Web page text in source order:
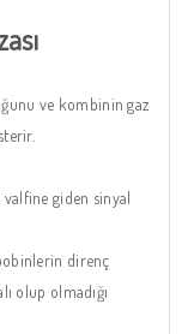
ve kombinin gaz
giden sinyal
direnç
olup olmadığı